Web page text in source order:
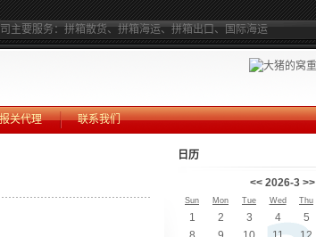
主要服务：拼箱散货、拼箱海运、拼箱出口、国际海运
报关代理 联系我们
日历
<< 2026-3 >>
Sun Mon Tue Wed Thu
1 2 3 4 5